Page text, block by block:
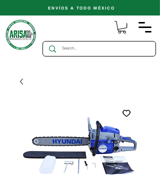
ENVÍOS A TODO MÉXICO